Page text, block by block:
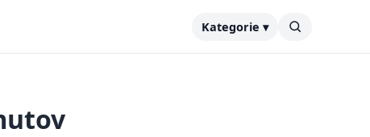
Kategorie ▾